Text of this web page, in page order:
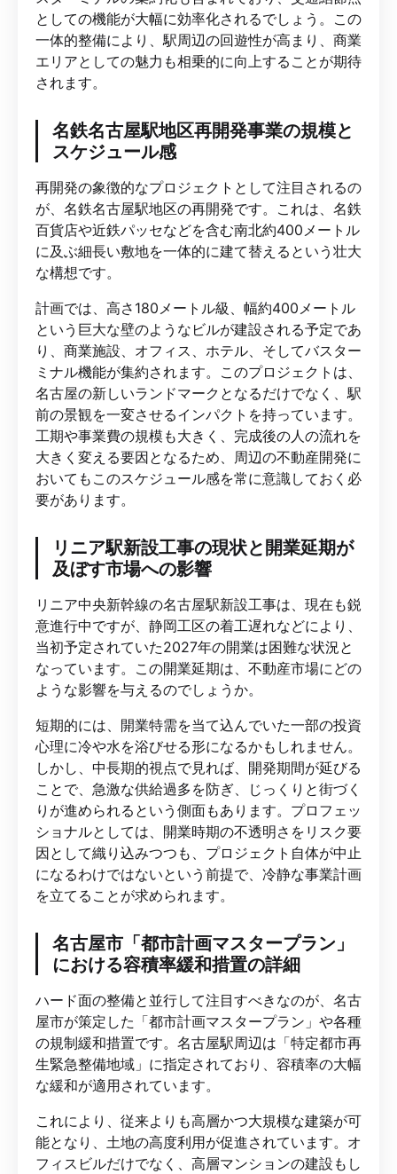
としての機能が大幅に効率化されるでしょう。この
一体的整備により、駅周辺の回遊性が高まり、商業
エリアとしての魅力も相乗的に向上することが期待
されます。
名鉄名古屋駅地区再開発事業の規模と
スケジュール感
再開発の象徴的なプロジェクトとして注目されるの
が、名鉄名古屋駅地区の再開発です。これは、名鉄
百貨店や近鉄パッセなどを含む南北約400メートル
に及ぶ細長い敷地を一体的に建て替えるという壮大
な構想です。
計画では、高さ180メートル級、幅約400メートル
という巨大な壁のようなビルが建設される予定であ
り、商業施設、オフィス、ホテル、そしてバスター
ミナル機能が集約されます。このプロジェクトは、
名古屋の新しいランドマークとなるだけでなく、駅
前の景観を一変させるインパクトを持っています。
工期や事業費の規模も大きく、完成後の人の流れを
大きく変える要因となるため、周辺の不動産開発に
おいてもこのスケジュール感を常に意識しておく必
要があります。
リニア駅新設工事の現状と開業延期が
及ぼす市場への影響
リニア中央新幹線の名古屋駅新設工事は、現在も鋭
意進行中ですが、静岡工区の着工遅れなどにより、
当初予定されていた2027年の開業は困難な状況と
なっています。この開業延期は、不動産市場にどの
ような影響を与えるのでしょうか。
短期的には、開業特需を当て込んでいた一部の投資
心理に冷や水を浴びせる形になるかもしれません。
しかし、中長期的視点で見れば、開発期間が延びる
ことで、急激な供給過多を防ぎ、じっくりと街づく
りが進められるという側面もあります。プロフェッ
ショナルとしては、開業時期の不透明さをリスク要
因として織り込みつつも、プロジェクト自体が中止
になるわけではないという前提で、冷静な事業計画
を立てることが求められます。
名古屋市「都市計画マスタープラン」
における容積率緩和措置の詳細
ハード面の整備と並行して注目すべきなのが、名古
屋市が策定した「都市計画マスタープラン」や各種
の規制緩和措置です。名古屋駅周辺は「特定都市再
生緊急整備地域」に指定されており、容積率の大幅
な緩和が適用されています。
これにより、従来よりも高層かつ大規模な建築が可
能となり、土地の高度利用が促進されています。オ
フィスビルだけでなく、高層マンションの建設もし